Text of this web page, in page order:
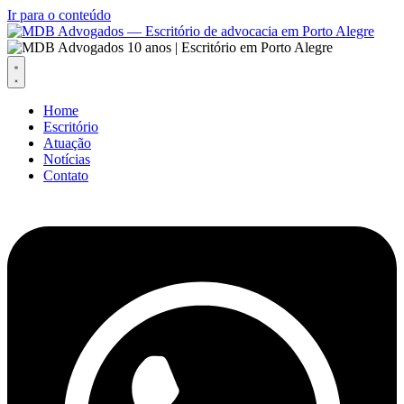
Ir para o conteúdo
Home
Escritório
Atuação
Notícias
Contato